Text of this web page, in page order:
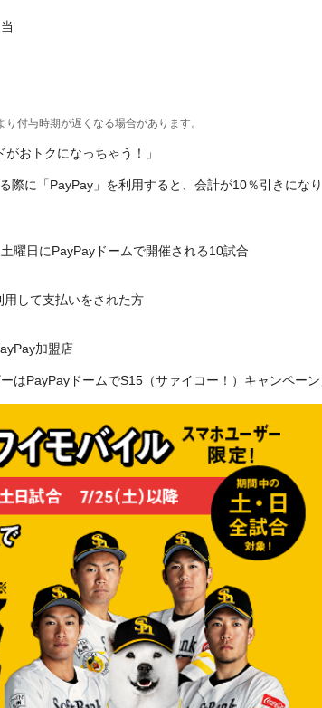
付与時期が遅くなる場合があります。
おトクになっちゃう！」
際に「PayPay」を利用すると、会計が10％引きになり
曜日にPayPayドームで開催される10試合
して支払いをされた方
加盟店
はPayPayドームでS15（サァイコー！）キャンペーン